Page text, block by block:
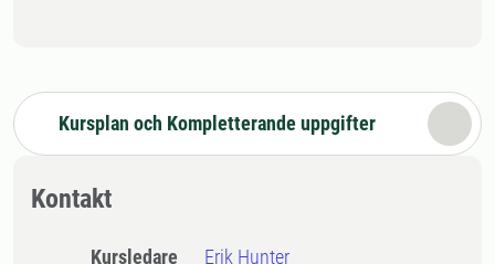
Kursplan och Kompletterande uppgifter
Kontakt
Kursledare Erik Hunter